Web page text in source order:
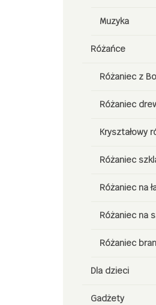
Muzyka
Różańce
Różaniec z
Różaniec
Kryształowy
Różaniec
Różaniec na
Różaniec na
Różaniec
Dla dzieci
Gadżety